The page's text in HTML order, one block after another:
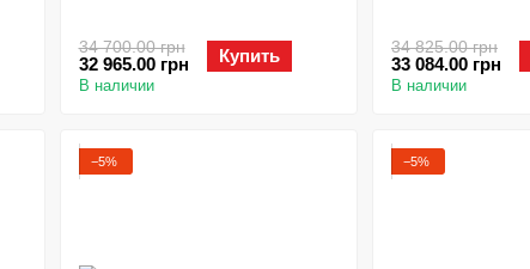
34 700.00 грн
32 965.00 грн Купить
В наличии
34 825.00 грн
33 084.00 грн
В наличии
−5% −5%